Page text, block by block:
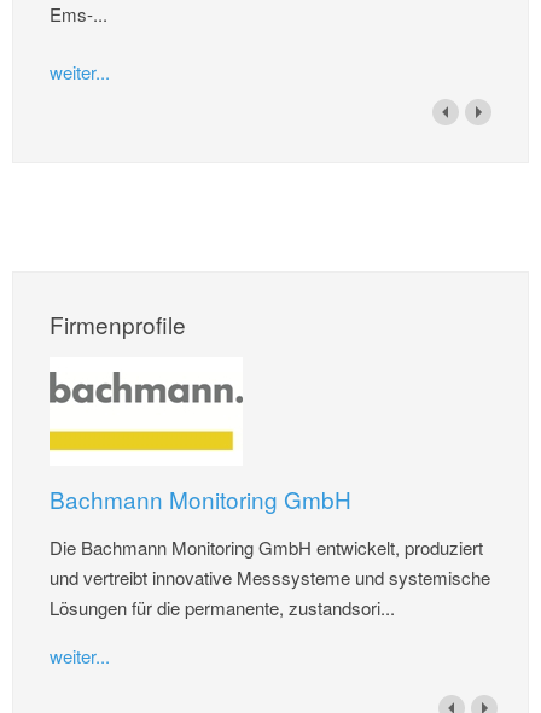
Ems-...
weiter...
Firmenprofile
Bachmann Monitoring GmbH
Die Bachmann Monitoring GmbH entwickelt, produziert
und vertreibt innovative Messsysteme und systemische
Lösungen für die permanente, zustandsori...
weiter...